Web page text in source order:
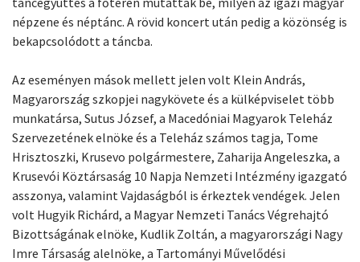
népzene és néptánc. A rövid koncert után pedig a közönség is
bekapcsolódott a táncba.
Az eseményen mások mellett jelen volt Klein András,
Magyarország szkopjei nagykövete és a külképviselet több
munkatársa, Sutus József, a Macedóniai Magyarok Teleház
Szervezetének elnöke és a Teleház számos tagja, Tome
Hrisztoszki, Krusevo polgármestere, Zaharija Angeleszka, a
Krusevói Köztársaság 10 Napja Nemzeti Intézmény igazgató
asszonya, valamint Vajdaságból is érkeztek vendégek. Jelen
volt Hugyik Richárd, a Magyar Nemzeti Tanács Végrehajtó
Bizottságának elnöke, Kudlik Zoltán, a magyarországi Nagy
Imre Társaság alelnöke, a Tartományi Művelődési